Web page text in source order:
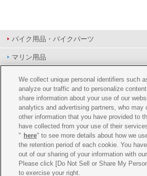
バイク用品・バイクパーツ
マリン用品
PAS/YPJ用品
その他用品
イベント&エンターテイメント
オンラインショップ
企業情報
推薦環境 プライバシーポリシー
We collect unique personal identifiers such
analyze our traffic and to personalize
share information about your use of our
analytics and advertising partners, who may
other information that you have provided to
have collected from your use of their
" here" to see more details about how we
the retention period of each cookie. You
out of our sharing of your information with
Please click [Do Not Sell or Share My
to exercise your right.